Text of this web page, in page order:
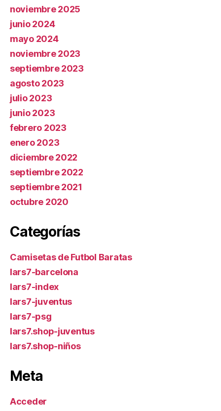
noviembre 2025
junio 2024
mayo 2024
noviembre 2023
septiembre 2023
agosto 2023
julio 2023
junio 2023
febrero 2023
enero 2023
diciembre 2022
septiembre 2022
septiembre 2021
octubre 2020
Categorías
Camisetas de Futbol Baratas
lars7-barcelona
lars7-index
lars7-juventus
lars7-psg
lars7.shop-juventus
lars7.shop-niños
Meta
Acceder